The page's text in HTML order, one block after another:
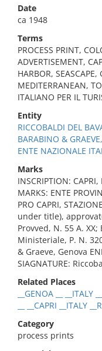
Date
ca 1948
Terms
PROCESS PRINT,
ADVERTISEMENT,
HARBOR, SEASCAPE,
MEDITERRANEAN,
ITALIANO PER IL
Entity
RICCOBALDI DEL
BARABINO &
ENTE NAZIONALE
Marks
INSCRIPTION:
MARKS: ENTE
PRO CAPRI,
under title),
Provved, N. 55 A.
Ministeriale, P. N.
& Graeve, Genova
SIAGNATURE:
Related Places
__GENOA __ __ITALY
__ __CAPRI __ITALY
Category
process prints